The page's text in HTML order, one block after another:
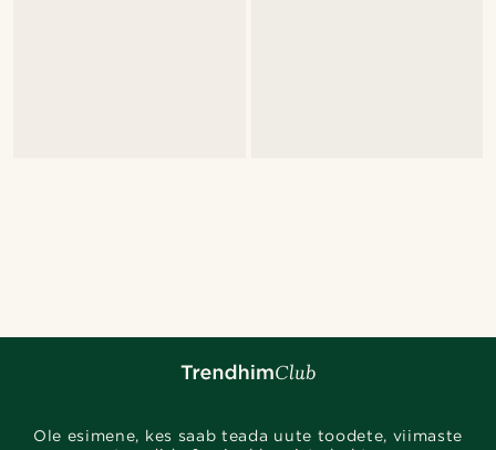
Ole esimene, kes saab teada uute toodete, viimaste